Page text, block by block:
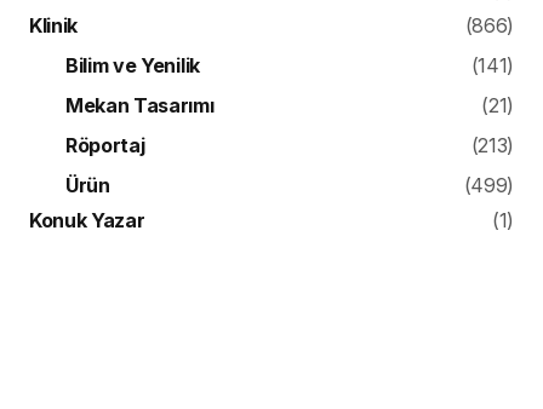
Klinik
(866)
Bilim ve Yenilik
(141)
Mekan Tasarımı
(21)
Röportaj
(213)
Ürün
(499)
Konuk Yazar
(1)